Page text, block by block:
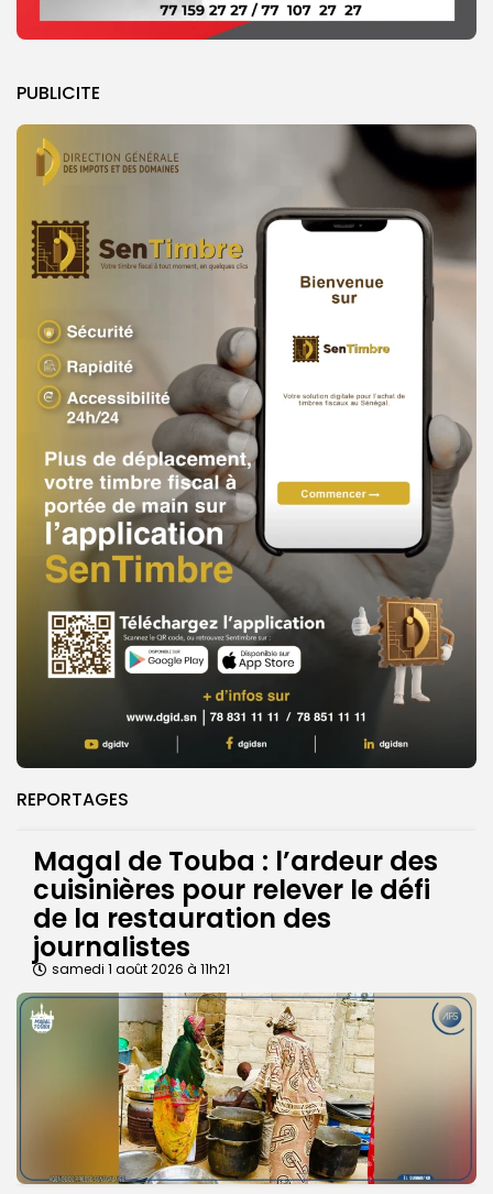
PUBLICITE
REPORTAGES
Magal de Touba : l’ardeur des
cuisinières pour relever le défi
de la restauration des
journalistes
samedi 1 août 2026 à 11h21